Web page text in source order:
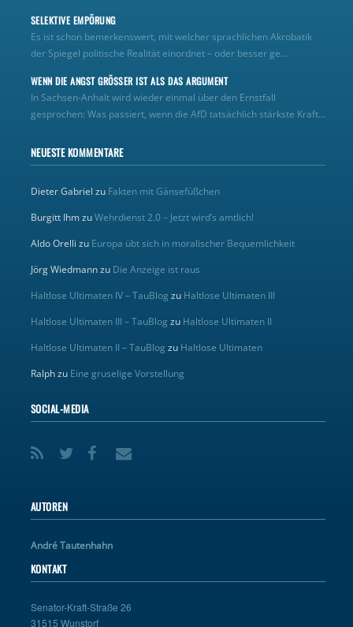
SELEKTIVE EMPÖRUNG
Es ist schon bemerkenswert, mit welcher sprachlichen Akrobatik
der Spiegel politische Realität einordnet – oder besser ge...
WENN DIE ANGST GRÖSSER IST ALS DAS ARGUMENT
In Sachsen-Anhalt wird wieder einmal über den Ernstfall
gesprochen: Was passiert, wenn die AfD tatsächlich stärkste Kraft...
NEUESTE KOMMENTARE
Dieter Gabriel zu Fakten mit Gänsefüßchen
Burgitt IhmzuWehrdienst 2.0 – Jetzt wird’s amtlich!
Aldo Orelli zu Europa übt sich in moralischer Bequemlichkeit
Jörg Wiedmannzu Die Anzeige ist raus
Haltlose Ultimaten IV – TauBlog zu Haltlose Ultimaten III
Haltlose Ultimaten III – TauBlog zu Haltlose Ultimaten II
Haltlose Ultimaten II – TauBlog zu Haltlose Ultimaten
Ralphzu Eine gruselige Vorstellung
SOCIAL-MEDIA
AUTOREN
André Tautenhahn
KONTAKT
Senator-Kraft-Straße 26
31515 Wunstorf